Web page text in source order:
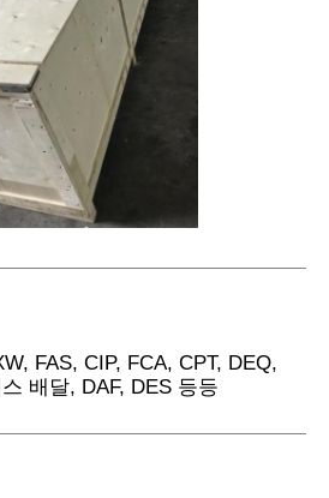
FAS, CIP, FCA, CPT, DEQ,
배달, DAF, DES 등등